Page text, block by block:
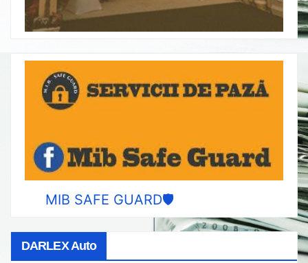
MIB SAFE GUARD🛡️
DARLEX Auto